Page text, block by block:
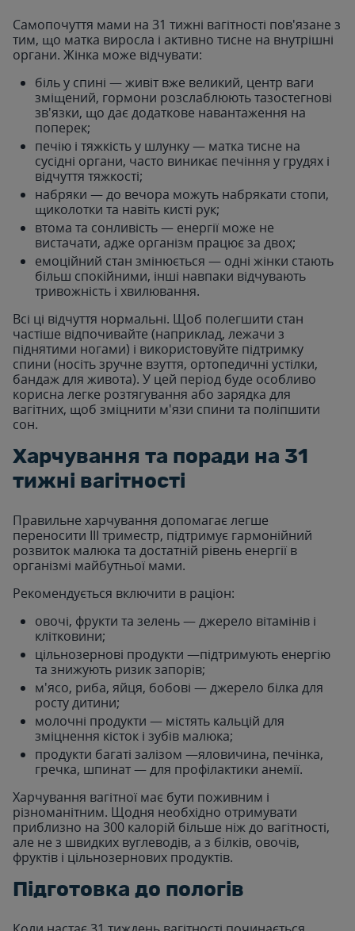
Самопочуття мами на 31 тижні вагітності пов'язане з
тим, що матка виросла і активно тисне на внутрішні
органи. Жінка може відчувати:
біль у спині — живіт вже великий, центр ваги
зміщений, гормони розслаблюють тазостегнові
зв'язки, що дає додаткове навантаження на
поперек;
печію і тяжкість у шлунку — матка тисне на
сусідні органи, часто виникає печіння у грудях і
відчуття тяжкості;
набряки — до вечора можуть набрякати стопи,
щиколотки та навіть кисті рук;
втома та сонливість — енергії може не
вистачати, адже організм працює за двох;
емоційний стан змінюється — одні жінки стають
більш спокійними, інші навпаки відчувають
тривожність і хвилювання.
Всі ці відчуття нормальні. Щоб полегшити стан
частіше відпочивайте (наприклад, лежачи з
піднятими ногами) і використовуйте підтримку
спини (носіть зручне взуття, ортопедичні устілки,
бандаж для живота). У цей період буде особливо
корисна легке розтягування або зарядка для
вагітних, щоб зміцнити м'язи спини та поліпшити
сон.
Харчування та поради на 31
тижні вагітності
Правильне харчування допомагає легше
переносити III триместр, підтримує гармонійний
розвиток малюка та достатній рівень енергії в
організмі майбутньої мами.
Рекомендується включити в раціон:
овочі, фрукти та зелень — джерело вітамінів і
клітковини;
цільнозернові продукти —підтримують енергію
та знижують ризик запорів;
м'ясо, риба, яйця, бобові — джерело білка для
росту дитини;
молочні продукти — містять кальцій для
зміцнення кісток і зубів малюка;
продукти багаті залізом —яловичина, печінка,
гречка, шпинат — для профілактики анемії.
Харчування вагітної має бути поживним і
різноманітним. Щодня необхідно отримувати
приблизно на 300 калорій більше ніж до вагітності,
але не з швидких вуглеводів, а з білків, овочів,
фруктів і цільнозернових продуктів.
Підготовка до пологів